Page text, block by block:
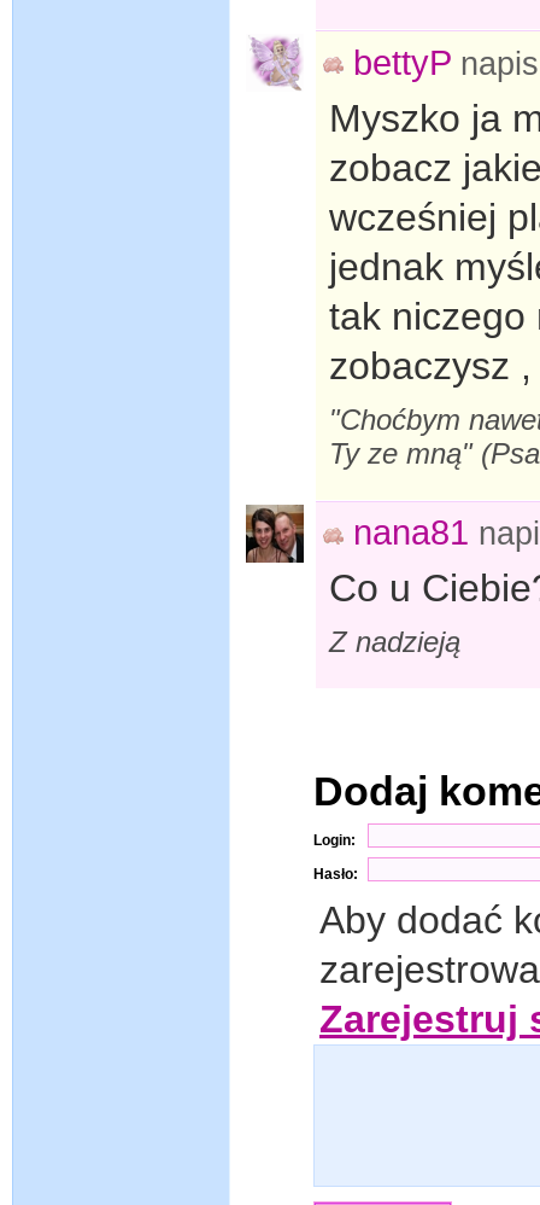
bettyP
Myszko ja
zobacz
wcześniej
jednak
tak niczego
zobaczysz
"Choćbym
Ty ze mną"
nana81
Co u
Z nadzieją
Dodaj
Login:
Hasło:
Aby dodać
Zarejestruj